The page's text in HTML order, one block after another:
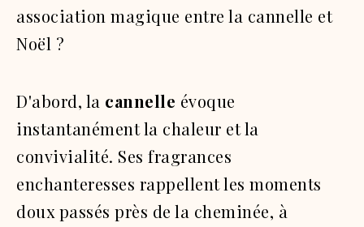
association magique entre la cannelle et
Noël ?
D'abord, la cannelle évoque
instantanément la chaleur et la
convivialité. Ses fragrances
enchanteresses rappellent les moments
doux passés près de la cheminée, à